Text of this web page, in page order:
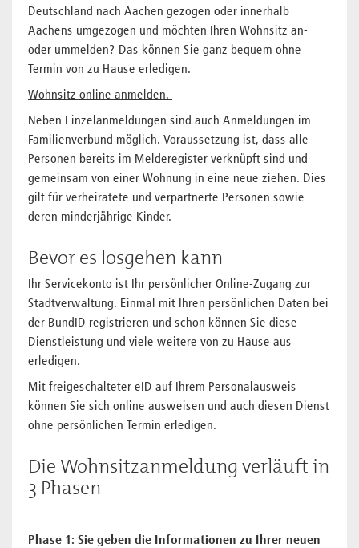
Deutschland nach Aachen gezogen oder innerhalb
Aachens umgezogen und möchten Ihren Wohnsitz an-
oder ummelden? Das können Sie ganz bequem ohne
Termin von zu Hause erledigen.
Wohnsitz online anmelden.
Neben Einzelanmeldungen sind auch Anmeldungen im
Familienverbund möglich. Voraussetzung ist, dass alle
Personen bereits im Melderegister verknüpft sind und
gemeinsam von einer Wohnung in eine neue ziehen. Dies
gilt für verheiratete und verpartnerte Personen sowie
deren minderjährige Kinder.
Bevor es losgehen kann
Ihr Servicekonto ist Ihr persönlicher Online-Zugang zur
Stadtverwaltung. Einmal mit Ihren persönlichen Daten bei
der BundID registrieren und schon können Sie diese
Dienstleistung und viele weitere von zu Hause aus
erledigen.
Mit freigeschalteter eID auf Ihrem Personalausweis
können Sie sich online ausweisen und auch diesen Dienst
ohne persönlichen Termin erledigen.
​Die Wohnsitzanmeldung verläuft in
3 Phasen
Phase 1: Sie geben die Informationen zu Ihrer neuen